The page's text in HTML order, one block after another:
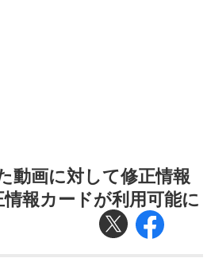
動画に対して修正情報
報カードが利用可能に